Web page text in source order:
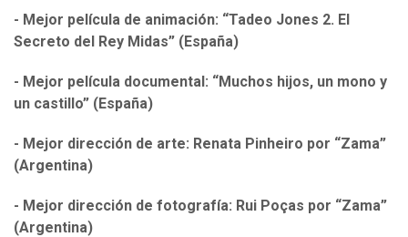
- Mejor película de animación: “Tadeo Jones 2. El
Secreto del Rey Midas” (España)
- Mejor película documental: “Muchos hijos, un mono y
un castillo” (España)
- Mejor dirección de arte: Renata Pinheiro por “Zama”
(Argentina)
- Mejor dirección de fotografía: Rui Poças por “Zama”
(Argentina)